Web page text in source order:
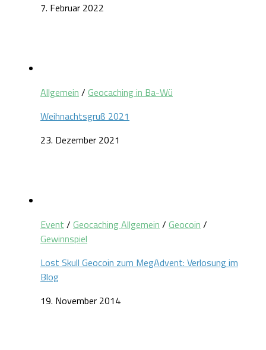
7. Februar 2022
Allgemein / Geocaching in Ba-Wü
Weihnachtsgruß 2021
23. Dezember 2021
Event / Geocaching Allgemein / Geocoin /
Gewinnspiel
Lost Skull Geocoin zum MegAdvent: Verlosung im
Blog
19. November 2014